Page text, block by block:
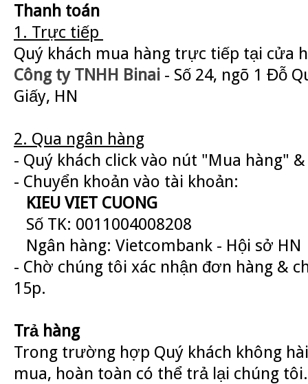
Thanh toán
1. Trực tiếp
Quý khách mua hàng trực tiếp tại cửa
Công ty TNHH Binai - Số 24, ngõ 1 Đỗ
Giấy, HN
2. Qua ngân hàng
- Quý khách click vào nút "Mua hàng"
- Chuyển khoản vào tài khoản:
KIEU VIET CUONG
Số TK: 0011004008208
Ngân hàng: Vietcombank - Hội sở HN
- Chờ chúng tôi xác nhận đơn hàng &
15p.
Trả hàng
Trong trường hợp Quý khách không
mua, hoàn toàn có thể trả lại chúng